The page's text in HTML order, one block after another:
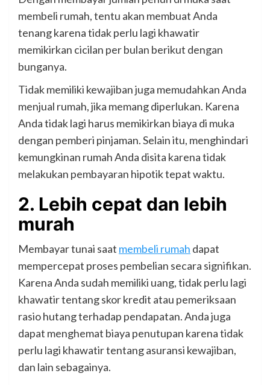
membeli rumah, tentu akan membuat Anda
tenang karena tidak perlu lagi khawatir
memikirkan cicilan per bulan berikut dengan
bunganya.
Tidak memiliki kewajiban juga memudahkan Anda
menjual rumah, jika memang diperlukan. Karena
Anda tidak lagi harus memikirkan biaya di muka
dengan pemberi pinjaman. Selain itu, menghindari
kemungkinan rumah Anda disita karena tidak
melakukan pembayaran hipotik tepat waktu.
2. Lebih cepat dan lebih
murah
Membayar tunai saat membeli rumah dapat
mempercepat proses pembelian secara signifikan.
Karena Anda sudah memiliki uang, tidak perlu lagi
khawatir tentang skor kredit atau pemeriksaan
rasio hutang terhadap pendapatan. Anda juga
dapat menghemat biaya penutupan karena tidak
perlu lagi khawatir tentang asuransi kewajiban,
dan lain sebagainya.